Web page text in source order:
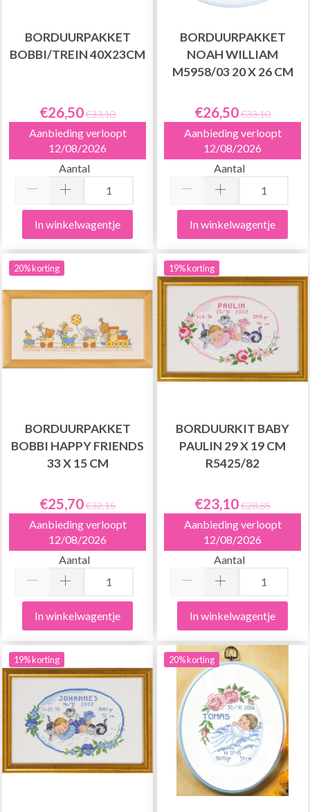
BORDUURPAKKET
BOBBI/TREIN 40X23CM
€26,50€33,10
Aanbieding verloopt
12/08/2026
Aantal
In winkelwagentje
BORDUURPAKKET
NOAH WILLIAM
M5958/03 20 X 26 CM
€26,50€33,10
Aanbieding verloopt
12/08/2026
Aantal
In winkelwagentje
20% korting
BORDUURPAKKET
BOBBI HAPPY FRIENDS
33 X 15 CM
€25,70€32,15
Aanbieding verloopt
12/08/2026
Aantal
In winkelwagentje
19% korting
BORDUURKIT BABY
PAULIN 29 X 19 CM
R5425/82
€23,10€28,85
Aanbieding verloopt
12/08/2026
Aantal
In winkelwagentje
19% korting 20% korting